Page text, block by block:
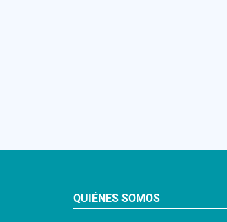
QUIÉNES SOMOS